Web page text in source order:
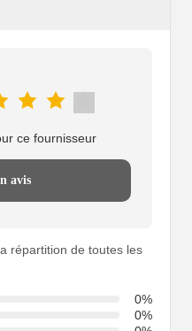
ce fournisseur
avis
répartition de toutes les
0%
0%